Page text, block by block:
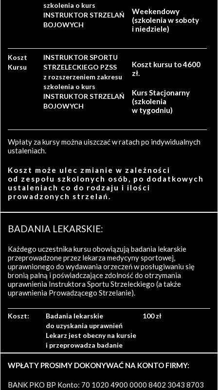
szkolenia o kurs
INSTRUKTOR STRZELAŃ
BOJOWYCH
Weekendowy
(szkolenia w soboty
i niedziele)
Koszt
Kursu
INSTRUKTOR SPORTU
STRZELECKIEGO PZSS
z rozszerzeniem zakresu
szkolenia o kurs
INSTRUKTOR STRZELAŃ
BOJOWYCH
Koszt kursu to 4600
zł.
Kurs Stacjonarny
(szkolenia
w tygodniu)
Wpłaty za kursy można uiszczać w ratach po indywidualnych
ustaleniach.
Koszt może ulec zmianie w zależności
od zespołu szkolonych osób, po dodatkowych
ustaleniach co do rodzaju i ilości
prowadzonych strzelań.
BADANIA LEKARSKIE:
Każdego uczestnika kursu obowiązują badania lekarskie
przeprowadzone przez lekarza medycyny sportowej,
uprawnionego do wydawania orzeczeń w posługiwaniu się
bronią palną i poświadczające zdolność do otrzymania
uprawnienia Instruktora Sportu Strzeleckiego (a także
uprawnienia Prowadzącego Strzelanie).
Koszt:
Badania lekarskie
do uzyskania uprawnień
Lekarz jest obecny na kursie
i przeprowadza badanie
100 zł
WPŁATY PROSIMY DOKONYWAĆ NA KONTO FIRMY:
BANK PKO BP Konto: 70 1020 4900 0000 8402 3043 8703